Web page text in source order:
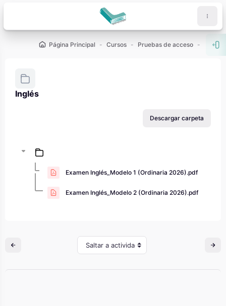
Página Principal Cursos Pruebas de acceso PAU -
Inglés
Descargar carpeta
Examen Inglés_Modelo 1 (Ordinaria 2026).pdf
Examen Inglés_Modelo 2 (Ordinaria 2026).pdf
Saltar a actividad